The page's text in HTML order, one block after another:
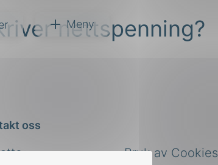
Meny
nettspenning?
oss
Bruk av Cookies